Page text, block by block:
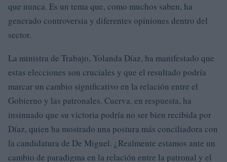
que nunca. Es un tema que, como muchos saben, ha
generado controversia y diferentes opiniones dentro del
sector.
La ministra de Trabajo, Yolanda Díaz, ha manifestado que
estas elecciones son cruciales y que el resultado podría
marcar un cambio significativo en la relación entre el
Gobierno y las patronales. Cuerva, en respuesta, ha
insinuado que su victoria podría no ser bien recibida por
Díaz, quien ha mostrado una postura más conciliadora con
la candidatura de De Miguel. ¿Realmente estamos ante un
cambio de paradigma en la relación entre la patronal y el